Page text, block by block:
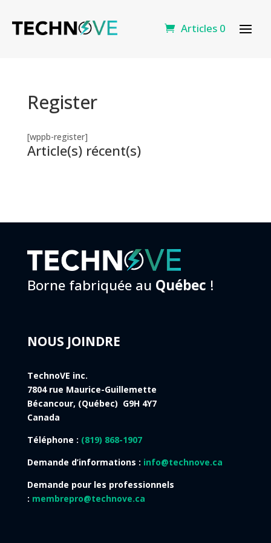
Articles 0
Register
[wppb-register]
Article(s) récent(s)
Borne fabriquée au Québec !
NOUS JOINDRE
TechnoVE inc.
7804 rue Maurice-Guillemette
Bécancour, (Québec) G9H 4Y7
Canada
Téléphone : (819) 868-1907
Demande d’informations : info@technove.ca
Demande pour les professionnels
: membrepro@technove.ca